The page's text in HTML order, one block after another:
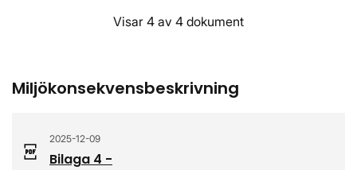
Visar 4 av 4 dokument
Miljökonsekvensbeskrivning
2025-12-09
Bilaga 4 -